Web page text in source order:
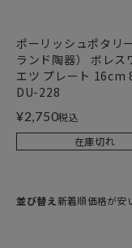
ポーリッシュポタリ
ランド陶器） ボレス
エツ プレート 16cm
DU-228
¥2,750税込
在庫切れ
並び替え 新着順価格が安